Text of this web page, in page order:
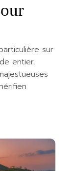
sur
entier.